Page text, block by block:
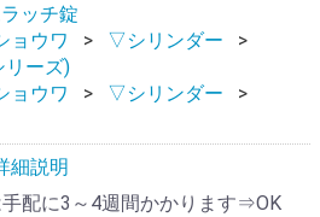
ッチ錠
ョウワ
▽シリンダー
リーズ)
ョウワ
▽シリンダー
細説明
配に3～4週間かかります⇒OK